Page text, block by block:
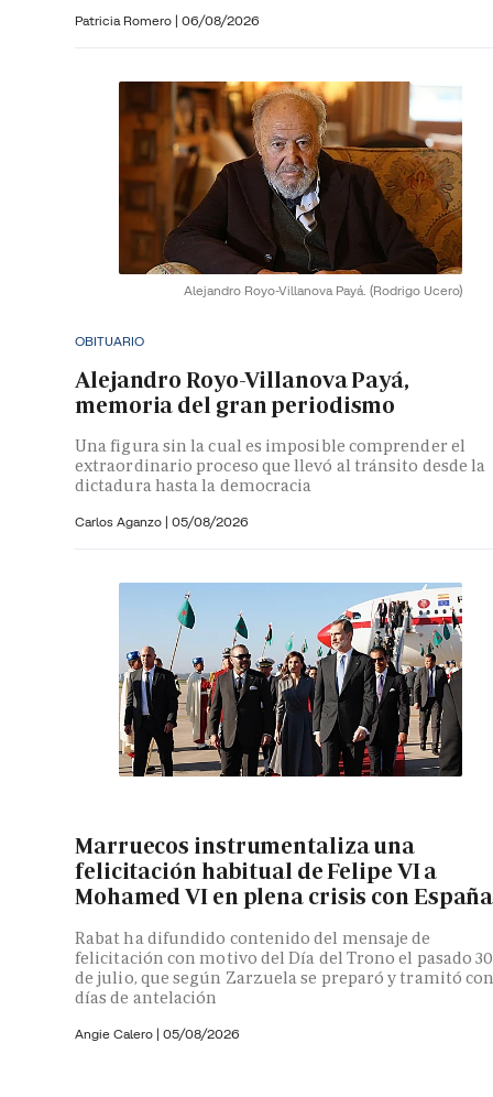
Patricia Romero | 06/08/2026
Alejandro Royo-Villanova Payá. (Rodrigo Ucero)
OBITUARIO
Alejandro Royo-Villanova Payá,
memoria del gran periodismo
Una figura sin la cual es imposible comprender el
extraordinario proceso que llevó al tránsito desde la
dictadura hasta la democracia
Carlos Aganzo | 05/08/2026
Marruecos instrumentaliza una
felicitación habitual de Felipe VI a
Mohamed VI en plena crisis con España
Rabat ha difundido contenido del mensaje de
felicitación con motivo del Día del Trono el pasado 30
de julio, que según Zarzuela se preparó y tramitó
días de antelación
Angie Calero | 05/08/2026